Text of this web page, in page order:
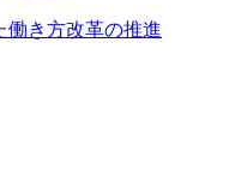
働き方改革の推進